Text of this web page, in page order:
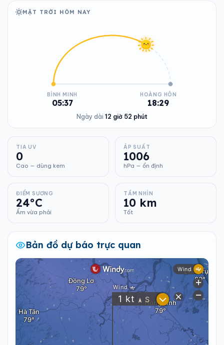
MẶT TRỜI HÔM NAY
BÌNH MINH
05:37
HOÀNG HÔN
18:29
Ngày dài 12 giờ 52 phút
TIA UV
0
Cao — dùng kem
ÁP SUẤT
1006
hPa — ổn định
ĐIỂM SƯƠNG
24°C
Ẩm vừa phải
TẦM NHÌN
10 km
Tốt
Bản đồ dự báo trực quan